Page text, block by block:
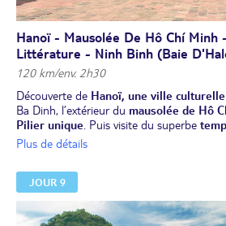
Hanoï - Mausolée De Hô Chí Minh
Littérature - Ninh Binh (baie
120 km/env. 2h30
Découverte de Hanoï, une ville
Ba Dinh, l’extérieur du mausolée de Hô
Pilier unique. Puis visite du superbe
les étudiants obtenaient leur diplôme de
Ly Thai To, jusqu'au lac de l’Épée
Ngoc Son. Puis vous déambulerez dans
avec son marché local et les façades de
1954.
Plus de détails
JOUR 9